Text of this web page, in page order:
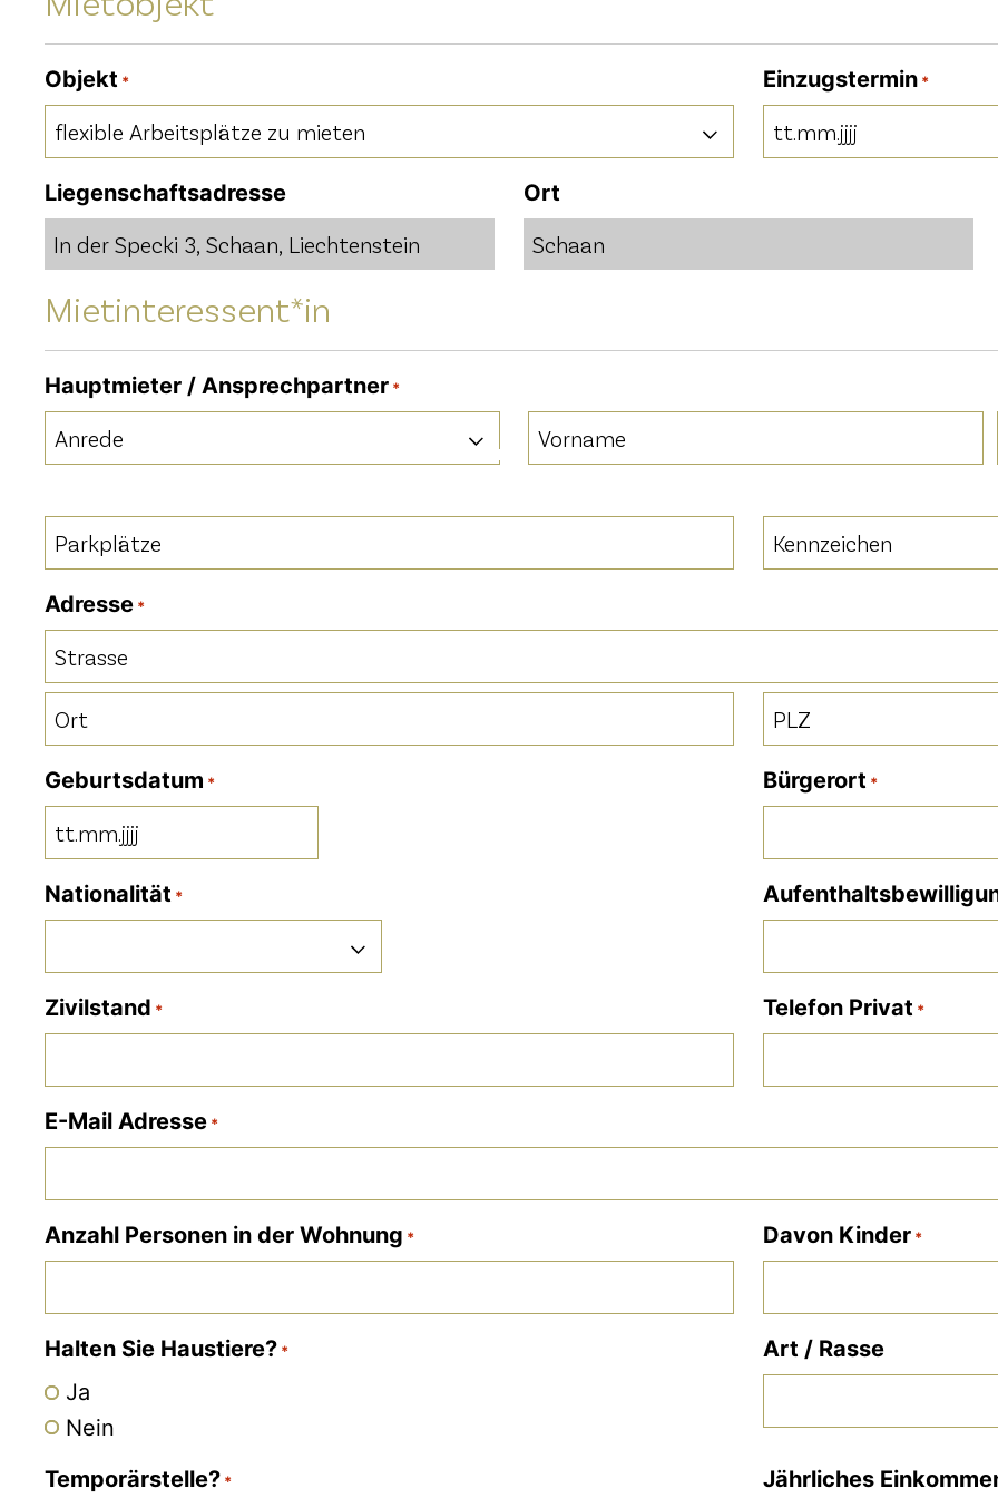
Objekt * Einzugstermin *
TT
MM
Liegenschaftsadresse Ort
Mietinteressent*in
Hauptmieter / Ansprechpartner *
Parkplätze
*
Kennzeichen
*
Adresse *
Ort PLZ
Geburtsdatum *
TT
Punkt
MM
JJJJ
Bürgerort *
Nationalität *
Nationalität
Zivilstand * Telefon Privat *
E-Mail Adresse *
Anzahl Personen in der Wohnung * Davon Kinder *
Halten Sie Haustiere? *
Ja
Nein
Art / Rasse
Temporärstelle? * Jährliches